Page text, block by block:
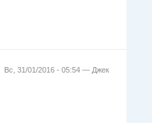
Вс, 31/01/2016 - 05:54 — Джек